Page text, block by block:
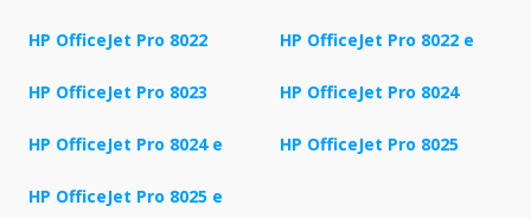
HP OfficeJet Pro 8022 HP OfficeJet Pro 8022 e
HP OfficeJet Pro 8023 HP OfficeJet Pro 8024
HP OfficeJet Pro 8024 e HP OfficeJet Pro 8025
HP OfficeJet Pro 8025 e